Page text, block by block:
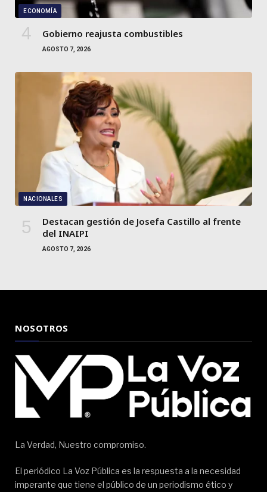
ECONOMÍA
Gobierno reajusta combustibles
AGOSTO 7, 2026
NACIONALES
Destacan gestión de Josefa Castillo al frente
del INAIPI
AGOSTO 7, 2026
NOSOTROS
La Verdad, Nuestro compromiso.
El periódico La Voz Pública es la respuesta a la necesidad
imperante que tiene el público de un periodismo ético y